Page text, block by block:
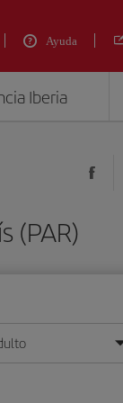
Ayuda
Iberia
(PAR)
mes/año